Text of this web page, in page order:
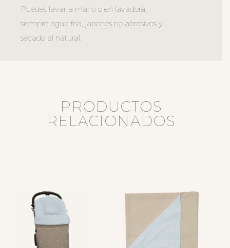
Puedes lavar a mano o en lavadora,
siempre agua fría, jabones no abrasivos y
secado al natural.
PRODUCTOS
RELACIONADOS